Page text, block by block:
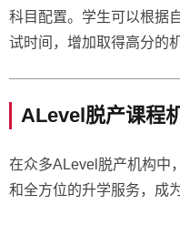
科目配置。学生可以根据
试时间，增加取得高分的机
ALevel脱产课
在众多ALevel脱产机构中，
和全方位的升学服务，成